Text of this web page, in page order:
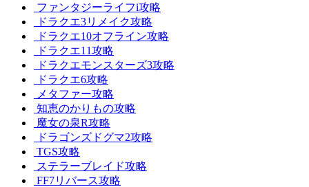
ファンタジーライフi攻略
ドラクエ3リメイク攻略
ドラクエ10オフライン攻略
ドラクエ11攻略
ドラクエモンスターズ3攻略
ドラクエ6攻略
メタファー攻略
知恵のかりもの攻略
魔女の泉R攻略
ドラゴンズドグマ2攻略
TGS攻略
ステラーブレイド攻略
FF7リバース攻略